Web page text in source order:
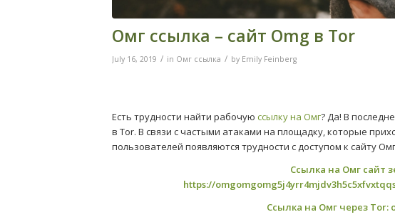
Омг ссылка – сайт Omg в Tor
July 16, 2019 / in Омг ссылка / by Emily Feinberg
Есть трудности найти рабочую ссылку на Омг? Да! В
в Tor. В связи с частыми атаками на площадку, которые
пользователей появляются трудности с доступом к сайту
Ссылка на Омг сайт
https://
Ссылка на Омг через Tor: